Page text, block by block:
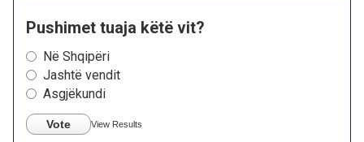
Pushimet tuaja këtë vit?
Në Shqipëri
Jashtë vendit
Asgjëkundi
Vote View Results